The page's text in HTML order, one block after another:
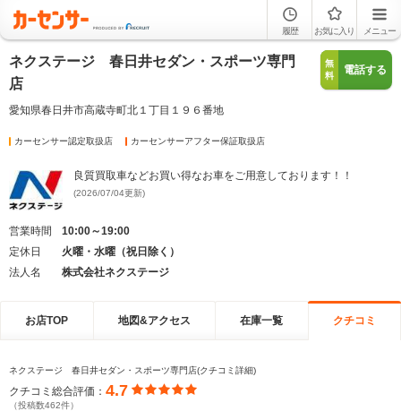
履歴 お気に入り メニュー
ネクステージ 春日井セダン・スポーツ専門
店
愛知県春日井市高蔵寺町北１丁目１９６番地
無
料
電話する
カーセンサー認定取扱店 カーセンサーアフター保証取扱店
良質買取車などお買い得なお車をご用意しております！！
(2026/07/04更新)
営業時間
10:00～19:00
定休日
火曜・水曜（祝日除く）
法人名
株式会社ネクステージ
お店TOP 地図&アクセス 在庫一覧 クチコミ
ネクステージ 春日井セダン・スポーツ専門店(クチコミ詳細)
クチコミ総合評価： 4.7
（投稿数462件）